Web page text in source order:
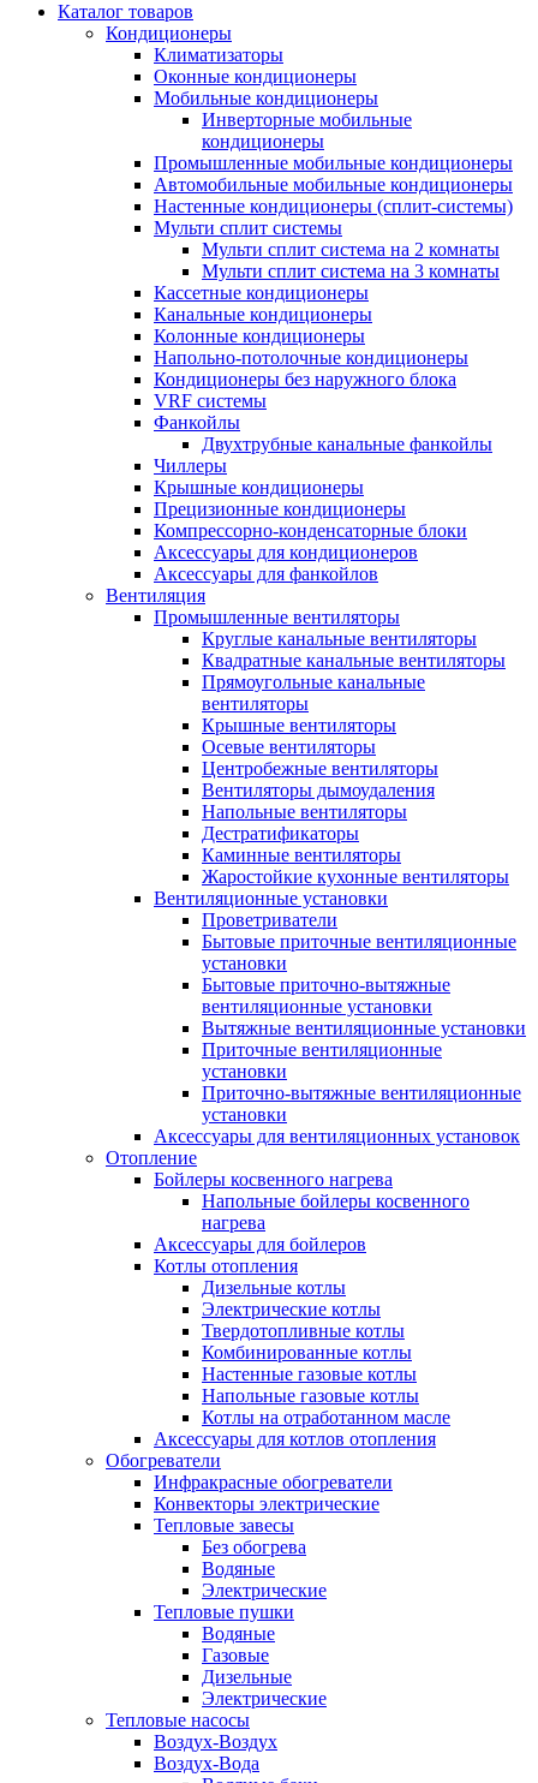
Каталог товаров
Кондиционеры
Климатизаторы
Оконные кондиционеры
Мобильные кондиционеры
Инверторные мобильные
кондиционеры
Промышленные мобильные кондиционеры
Автомобильные мобильные кондиционеры
Настенные кондиционеры (сплит-системы)
Мульти сплит системы
Мульти сплит система на 2 комнаты
Мульти сплит система на 3 комнаты
Кассетные кондиционеры
Канальные кондиционеры
Колонные кондиционеры
Напольно-потолочные кондиционеры
Кондиционеры без наружного блока
VRF системы
Фанкойлы
Двухтрубные канальные фанкойлы
Чиллеры
Крышные кондиционеры
Прецизионные кондиционеры
Компрессорно-конденсаторные блоки
Аксессуары для кондиционеров
Аксессуары для фанкойлов
Вентиляция
Промышленные вентиляторы
Круглые канальные вентиляторы
Квадратные канальные вентиляторы
Прямоугольные канальные
вентиляторы
Крышные вентиляторы
Осевые вентиляторы
Центробежные вентиляторы
Вентиляторы дымоудаления
Напольные вентиляторы
Дестратификаторы
Каминные вентиляторы
Жаростойкие кухонные вентиляторы
Вентиляционные установки
Проветриватели
Бытовые приточные вентиляционные
установки
Бытовые приточно-вытяжные
вентиляционные установки
Вытяжные вентиляционные установки
Приточные вентиляционные
установки
Приточно-вытяжные вентиляционные
установки
Аксессуары для вентиляционных установок
Отопление
Бойлеры косвенного нагрева
Напольные бойлеры косвенного
нагрева
Аксессуары для бойлеров
Котлы отопления
Дизельные котлы
Электрические котлы
Твердотопливные котлы
Комбинированные котлы
Настенные газовые котлы
Напольные газовые котлы
Котлы на отработанном масле
Аксессуары для котлов отопления
Обогреватели
Инфракрасные обогреватели
Конвекторы электрические
Тепловые завесы
Без обогрева
Водяные
Электрические
Тепловые пушки
Водяные
Газовые
Дизельные
Электрические
Тепловые насосы
Воздух-Воздух
Воздух-Вода